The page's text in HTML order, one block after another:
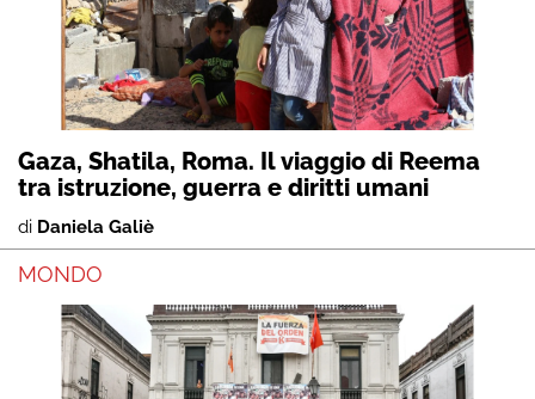
Gaza, Shatila, Roma. Il viaggio di Reema
tra istruzione, guerra e diritti umani
di Daniela Galiè
MONDO